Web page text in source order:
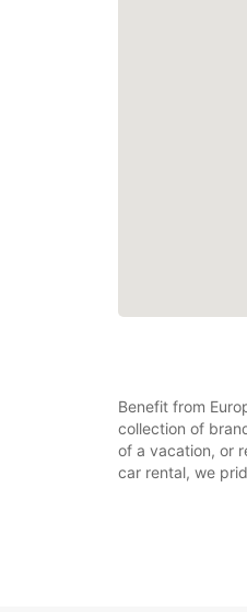
Benefit from
collection of
of a vacation, or
car rental, we